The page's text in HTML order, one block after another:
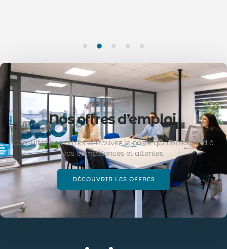
Nos offres d’emploi
Consultez nos offres et trouvez le poste qui correspond à
vos compétences et attentes.
DÉCOUVRIR LES OFFRES